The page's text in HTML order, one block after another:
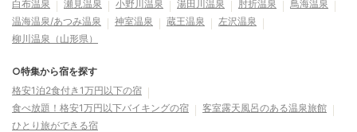
白布温泉
瀬見温泉 小野川温泉 湯田川温泉 肘折温泉
鳥海温泉
温海温泉/あつみ温泉
神室温泉 蔵王温泉
左沢温泉
柳川温泉（山形県）
○特集から宿を探す
格安1泊2食付き1万円以下の宿
食べ放題！格安1万円以下バイキングの宿
客室露天風呂のある温泉旅館
ひとり旅ができる宿